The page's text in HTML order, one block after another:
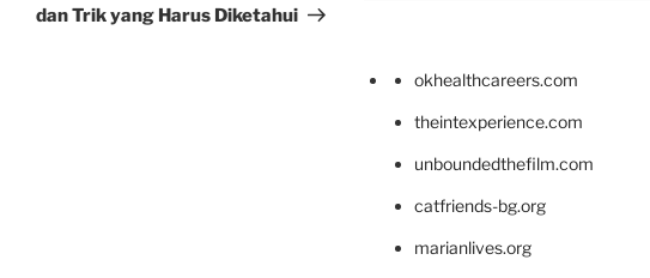
dan Trik yang Harus Diketahui
okhealthcareers.com
theintexperience.com
unboundedthefilm.com
catfriends-bg.org
marianlives.org